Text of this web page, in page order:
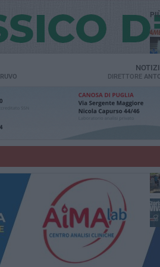
RUVO DIRETTORE